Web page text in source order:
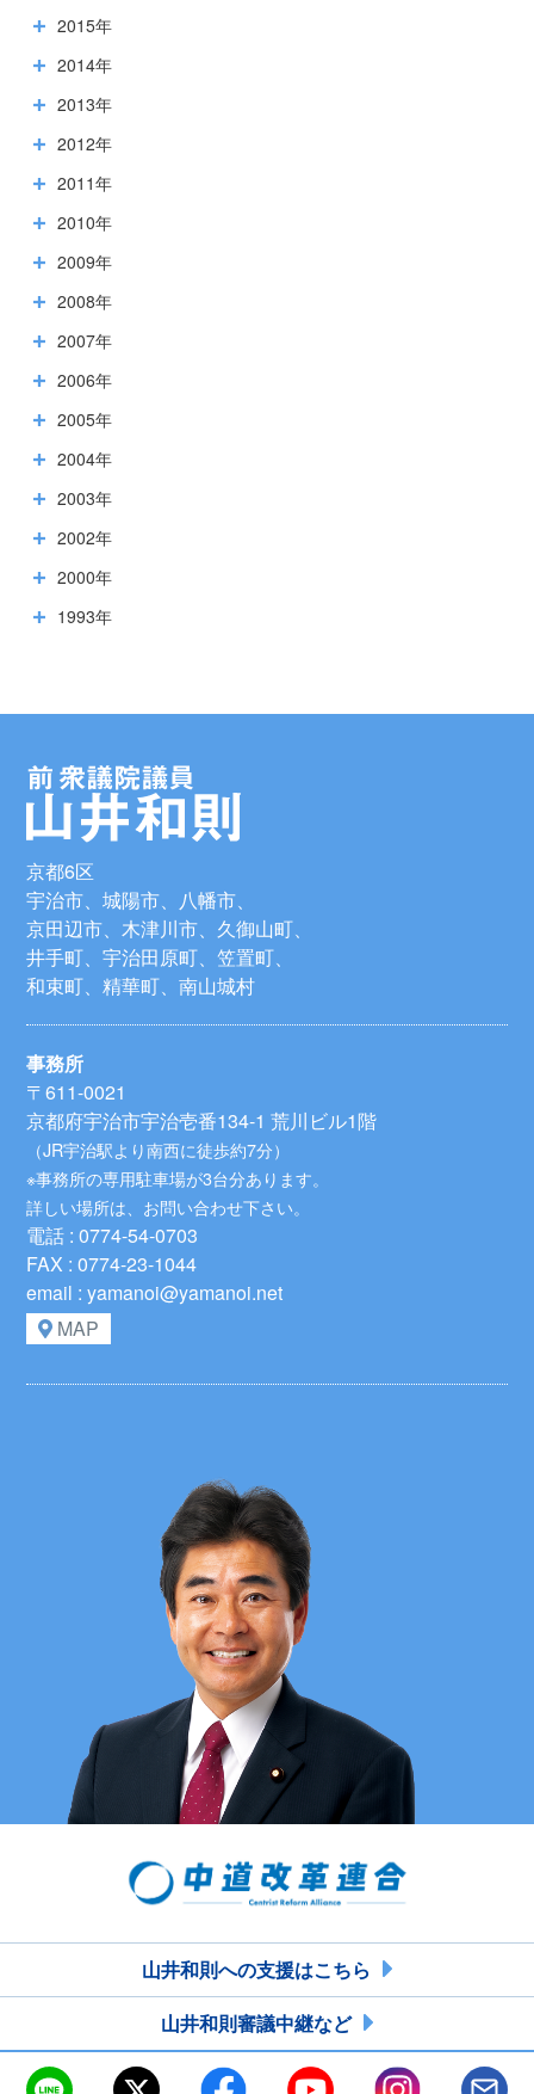
2015年
2014年
2013年
2012年
2011年
2010年
2009年
2008年
2007年
2006年
2005年
2004年
2003年
2002年
2000年
1993年
京都6区
宇治市、城陽市、八幡市、
京田辺市、木津川市、久御山町、
井手町、宇治田原町、笠置町、
和束町、精華町、南山城村
事務所
〒611-0021
京都府宇治市宇治壱番134-1 荒川ビル1階
（JR宇治駅より南西に徒歩約7分）
※事務所の専用駐車場が3台分あります。
詳しい場所は、お問い合わせ下さい。
電話 : 0774-54-0703
FAX : 0774-23-1044
email : yamanoi@yamanoi.net
MAP
山井和則への支援はこちら
山井和則審議中継など